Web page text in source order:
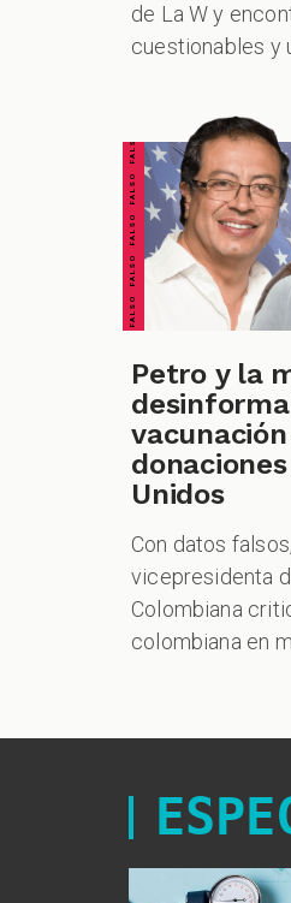
de La W y
cuestionables y
FALSO FALSO FALSO FALSO FALSO FALSO FALSO
Petro y la
Unidos
Con datos
vicepresidenta
Colombiana
colombiana en